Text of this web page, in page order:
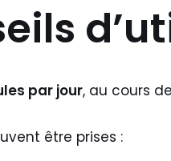
par jour, au cours
être prises :